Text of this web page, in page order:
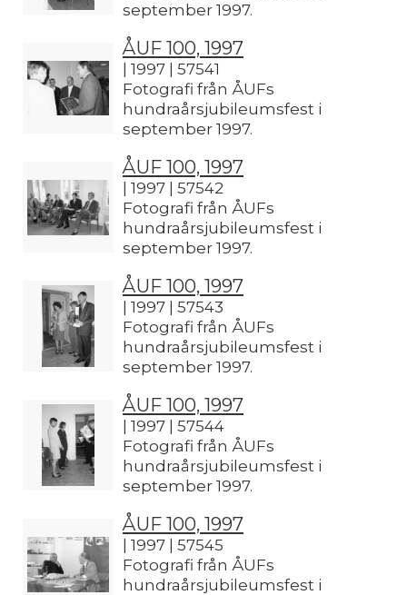
september 1997.
ÅUF 100, 1997
| 1997 | 57541
Fotografi från ÅUFs
hundraårsjubileumsfest i
september 1997.
ÅUF 100, 1997
| 1997 | 57542
Fotografi från ÅUFs
hundraårsjubileumsfest i
september 1997.
ÅUF 100, 1997
| 1997 | 57543
Fotografi från ÅUFs
hundraårsjubileumsfest i
september 1997.
ÅUF 100, 1997
| 1997 | 57544
Fotografi från ÅUFs
hundraårsjubileumsfest i
september 1997.
ÅUF 100, 1997
| 1997 | 57545
Fotografi från ÅUFs
hundraårsjubileumsfest i